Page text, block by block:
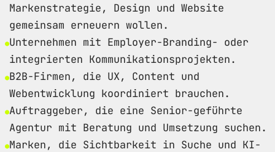
Markenstrategie, Design und Website
gemeinsam erneuern wollen.
Unternehmen mit Employer-Branding- oder
integrierten Kommunikationsprojekten.
B2B-Firmen, die UX, Content und
Webentwicklung koordiniert brauchen.
Auftraggeber, die eine Senior-geführte
Agentur mit Beratung und Umsetzung suchen.
Marken, die Sichtbarkeit in Suche und KI-